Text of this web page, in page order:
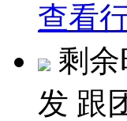
查看
剩余
发 跟